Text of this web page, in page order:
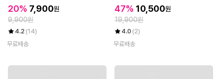
20% 7,900원
9,900원
4.2 (14)
무료배송
47% 10,500원
19,900원
4.0 (2)
무료배송